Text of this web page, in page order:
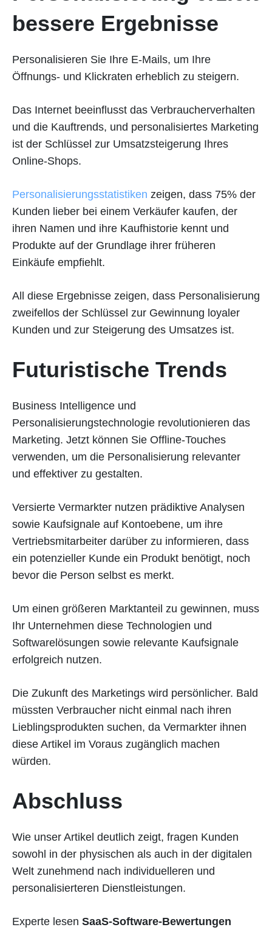
bessere Ergebnisse
Personalisieren Sie Ihre E-Mails, um Ihre
Öffnungs- und Klickraten erheblich zu steigern.
Das Internet beeinflusst das Verbraucherverhalten
und die Kauftrends, und personalisiertes Marketing
ist der Schlüssel zur Umsatzsteigerung Ihres
Online-Shops.
Personalisierungsstatistiken zeigen, dass 75% der
Kunden lieber bei einem Verkäufer kaufen, der
ihren Namen und ihre Kaufhistorie kennt und
Produkte auf der Grundlage ihrer früheren
Einkäufe empfiehlt.
All diese Ergebnisse zeigen, dass Personalisierung
zweifellos der Schlüssel zur Gewinnung loyaler
Kunden und zur Steigerung des Umsatzes ist.
Futuristische Trends
Business Intelligence und
Personalisierungstechnologie revolutionieren das
Marketing. Jetzt können Sie Offline-Touches
verwenden, um die Personalisierung relevanter
und effektiver zu gestalten.
Versierte Vermarkter nutzen prädiktive Analysen
sowie Kaufsignale auf Kontoebene, um ihre
Vertriebsmitarbeiter darüber zu informieren, dass
ein potenzieller Kunde ein Produkt benötigt, noch
bevor die Person selbst es merkt.
Um einen größeren Marktanteil zu gewinnen, muss
Ihr Unternehmen diese Technologien und
Softwarelösungen sowie relevante Kaufsignale
erfolgreich nutzen.
Die Zukunft des Marketings wird persönlicher. Bald
müssten Verbraucher nicht einmal nach ihren
Lieblingsprodukten suchen, da Vermarkter ihnen
diese Artikel im Voraus zugänglich machen
würden.
Abschluss
Wie unser Artikel deutlich zeigt, fragen Kunden
sowohl in der physischen als auch in der digitalen
Welt zunehmend nach individuelleren und
personalisierteren Dienstleistungen.
Experte lesen SaaS-Software-Bewertungen